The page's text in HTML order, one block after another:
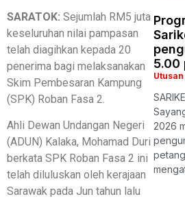
SARATOK: Sejumlah RM5 juta
keseluruhan nilai pampasan
telah diagihkan kepada 20
penerima bagi melaksanakan
Skim Pembesaran Kampung
(SPK) Roban Fasa 2.
Ahli Dewan Undangan Negeri
(ADUN) Kalaka, Mohamad Duri
berkata SPK Roban Fasa 2 ini
telah diluluskan oleh kerajaan
Sarawak pada Jun tahun lalu
5.00
2026